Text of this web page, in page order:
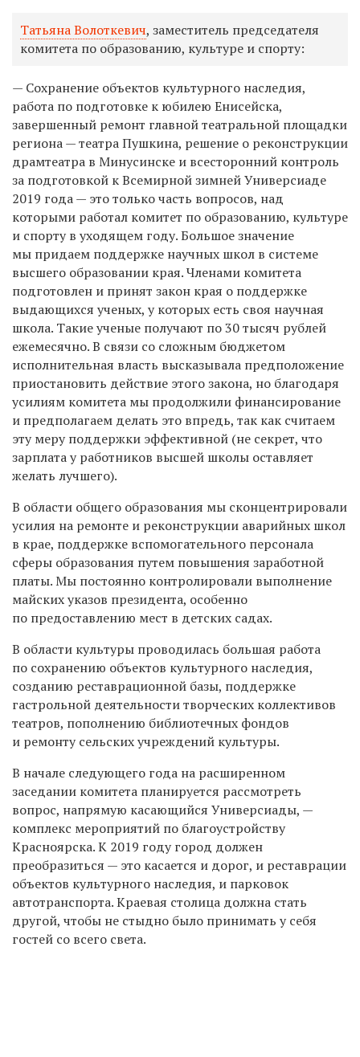
Татьяна Волоткевич, заместитель председателя
комитета по образованию, культуре и спорту:
— Сохранение объектов культурного наследия,
работа по подготовке к юбилею Енисейска,
завершенный ремонт главной театральной площадки
региона — театра Пушкина, решение о реконструкции
драмтеатра в Минусинске и всесторонний контроль
за подготовкой к Всемирной зимней Универсиаде
2019 года — это только часть вопросов, над
которыми работал комитет по образованию, культуре
и спорту в уходящем году. Большое значение
мы придаем поддержке научных школ в системе
высшего образовании края. Членами комитета
подготовлен и принят закон края о поддержке
выдающихся ученых, у которых есть своя научная
школа. Такие ученые получают по 30 тысяч рублей
ежемесячно. В связи со сложным бюджетом
исполнительная власть высказывала предположение
приостановить действие этого закона, но благодаря
усилиям комитета мы продолжили финансирование
и предполагаем делать это впредь, так как считаем
эту меру поддержки эффективной (не секрет, что
зарплата у работников высшей школы оставляет
желать лучшего).
В области общего образования мы сконцентрировали
усилия на ремонте и реконструкции аварийных школ
в крае, поддержке вспомогательного персонала
сферы образования путем повышения заработной
платы. Мы постоянно контролировали выполнение
майских указов президента, особенно
по предоставлению мест в детских садах.
В области культуры проводилась большая работа
по сохранению объектов культурного наследия,
созданию реставрационной базы, поддержке
гастрольной деятельности творческих коллективов
театров, пополнению библиотечных фондов
и ремонту сельских учреждений культуры.
В начале следующего года на расширенном
заседании комитета планируется рассмотреть
вопрос, напрямую касающийся Универсиады, —
комплекс мероприятий по благоустройству
Красноярска. К 2019 году город должен
преобразиться — это касается и дорог, и реставрации
объектов культурного наследия, и парковок
автотранспорта. Краевая столица должна стать
другой, чтобы не стыдно было принимать у себя
гостей со всего света.